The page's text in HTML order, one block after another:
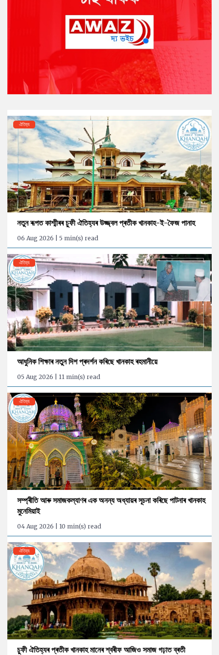
ঐতিহ্য
নতুন ৰূপত কাশ্মীৰৰ চুফী ঐতিহ্যৰ উজ্জ্বল প্ৰতীক খানকাহ-ই-ফৈজ পানাহ
06 Aug 2026 | 5 min(s) read
ঐতিহ্য
আধুনিক শিক্ষাৰ নতুন দিশ প্ৰদৰ্শন কৰিছে খানকাহ ৰহমানীয়ে
05 Aug 2026 | 11 min(s) read
ঐতিহ্য
সম্প্ৰীতি আৰু সমাজকল্যাণৰ এক অনন্য অধ্যায়ৰ সূচনা কৰিছে পাটনাৰ খানকাহ
মুনেমিয়াই
04 Aug 2026 | 10 min(s) read
ঐতিহ্য
চুফী ঐতিহ্যৰ প্ৰতীক খানকাহ মানেৰ শ্বৰীফ আজিও সমাজ গঢ়াত ব্ৰতী